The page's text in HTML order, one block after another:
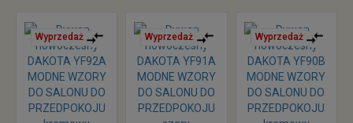
Wyprzedaż Wyprzedaż Wyprzedaż